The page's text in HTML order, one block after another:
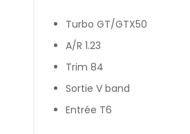
Turbo GT/GTX50
A/R 1.23
Trim 84
Sortie V band
Entrée T6